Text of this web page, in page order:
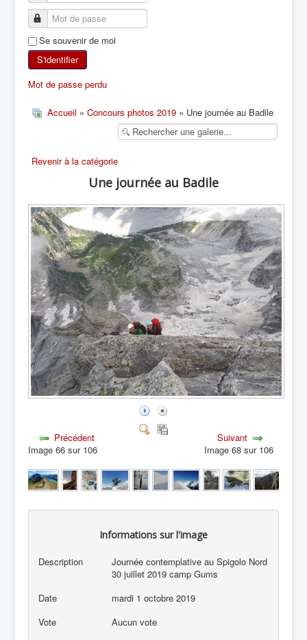
ALPINISME
SKI DE RANDONNÉE
RANDONNÉE SPORTIVE
Se souvenir de moi
S'identifier
Mot de passe perdu
Accueil » Concours photos 2019 » Une journée au Badile
Revenir à la catégorie
Une journée au Badile
Précédent
Image 66 sur 106
Suivant
Image 68 sur 106
Informations sur l'image
Description
Journée contemplative au Spigolo Nord
30 juillet 2019 camp Gums
Date
mardi 1 octobre 2019
Vote
Aucun vote